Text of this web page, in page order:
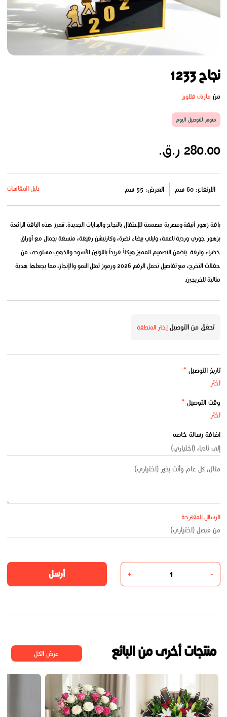
نجاح 1233
من ماریان فلاورز
متوفر للتوصيل اليوم
280.00 ر.ق.
الارتفاع: 60 سم العرض: 55 سم دليل المقاسات
باقة زهور أنيقة وعصرية مصممة للإحتفال بالنجاح والبدايات الجديدة. تتميز هذه الباقة الرائعة
بزهور جوري وردية ناعمة، وليلي بيضاء نضرة، وكارنيشن رقيقة، منسقة بجمال مع أوراق
خضراء وارفة. يتضمن التصميم المميز هيكلاً فريداً باللونين الأسود والذهبي مستوحى من
حفلات التخرج، مع تفاصيل تحمل الرقم 2026 ورموز تمثل النمو والإنجاز، مما يجعلها هدية
مثالية للخريجين.
تحقق من التوصيلإختر المنطقة
تاريخ التوصيل *
وقت التوصيل *
اضافة رسالة خاصه
الرسائل المقترحة
-
+ أرسل
منتجات أخرى من البائع عرض الكل